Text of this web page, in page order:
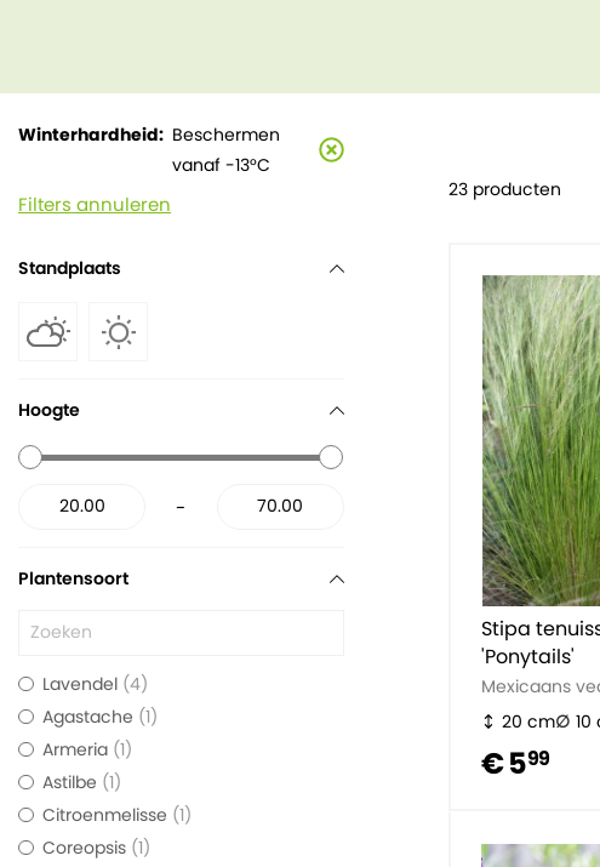
23 producten
Stipa
'Ponytails'
Mexicaans
20 cm
10
€ 599
Winterhardheid
Beschermen
vanaf -13°C
Filters annuleren
Standplaats
Hoogte
-
Plantensoort
Lavendel 4
Agastache 1
Armeria 1
Astilbe 1
Citroenmelisse 1
Coreopsis 1